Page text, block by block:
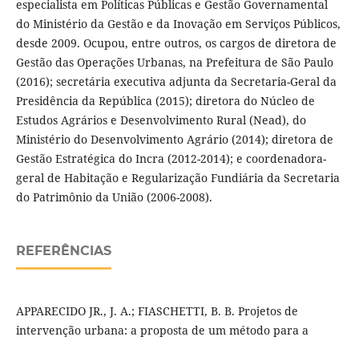
especialista em Políticas Públicas e Gestão Governamental
do Ministério da Gestão e da Inovação em Serviços Públicos,
desde 2009. Ocupou, entre outros, os cargos de diretora de
Gestão das Operações Urbanas, na Prefeitura de São Paulo
(2016); secretária executiva adjunta da Secretaria-Geral da
Presidência da República (2015); diretora do Núcleo de
Estudos Agrários e Desenvolvimento Rural (Nead), do
Ministério do Desenvolvimento Agrário (2014); diretora de
Gestão Estratégica do Incra (2012-2014); e coordenadora-
geral de Habitação e Regularização Fundiária da Secretaria
do Patrimônio da União (2006-2008).
REFERÊNCIAS
APPARECIDO JR., J. A.; FIASCHETTI, B. B. Projetos de
intervenção urbana: a proposta de um método para a